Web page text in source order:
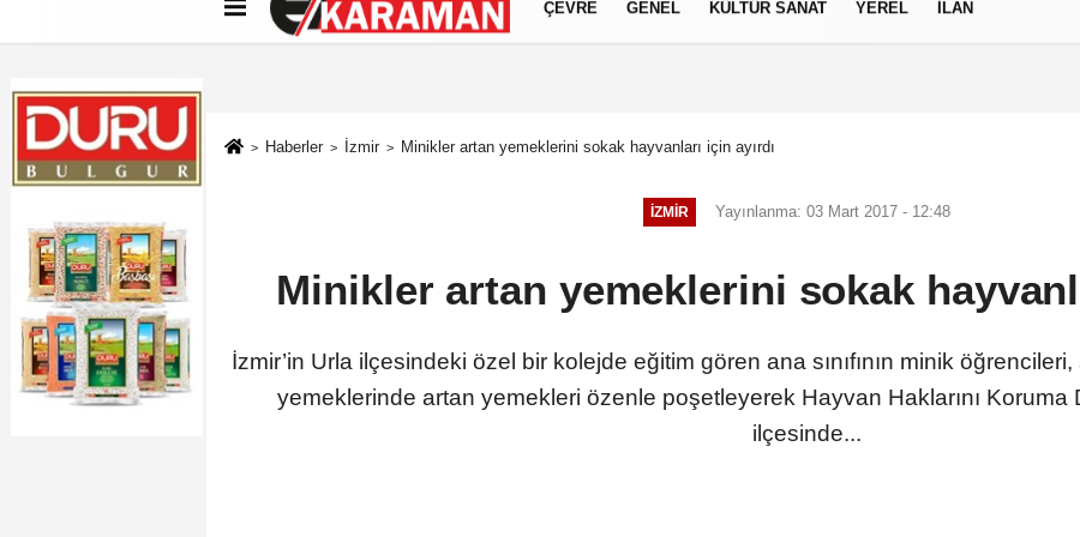
Künye İletişim Çerez Politikası Gizlilik İlkeleri
ÇEVRE GENEL KÜLTÜR SANAT YEREL İLAN
Haberler İzmir Minikler artan yemeklerini sokak hayvanları için ayırdı
İZMIR Yayınlanma: 03 Mart 2017 - 12:48
Minikler artan yemeklerini sokak
İzmir’in Urla ilçesindeki özel bir kolejde eğitim gören ana sınıfının minik
yemeklerinde artan yemekleri özenle poşetleyerek Hayvan Haklarını Koruma
ilçesinde...